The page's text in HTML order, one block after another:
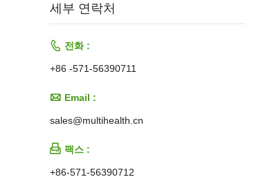
세부 연락처
 전화 :
+86 -571-56390711
 Email :
sales@multihealth.cn
 팩스 :
+86-571-56390712